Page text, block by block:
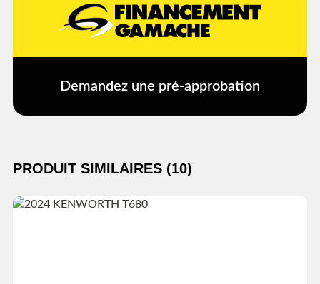
Demandez une pré-approbation
PRODUIT SIMILAIRES (10)